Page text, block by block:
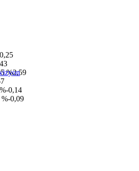
%2,59
%-0,14
%-0,09